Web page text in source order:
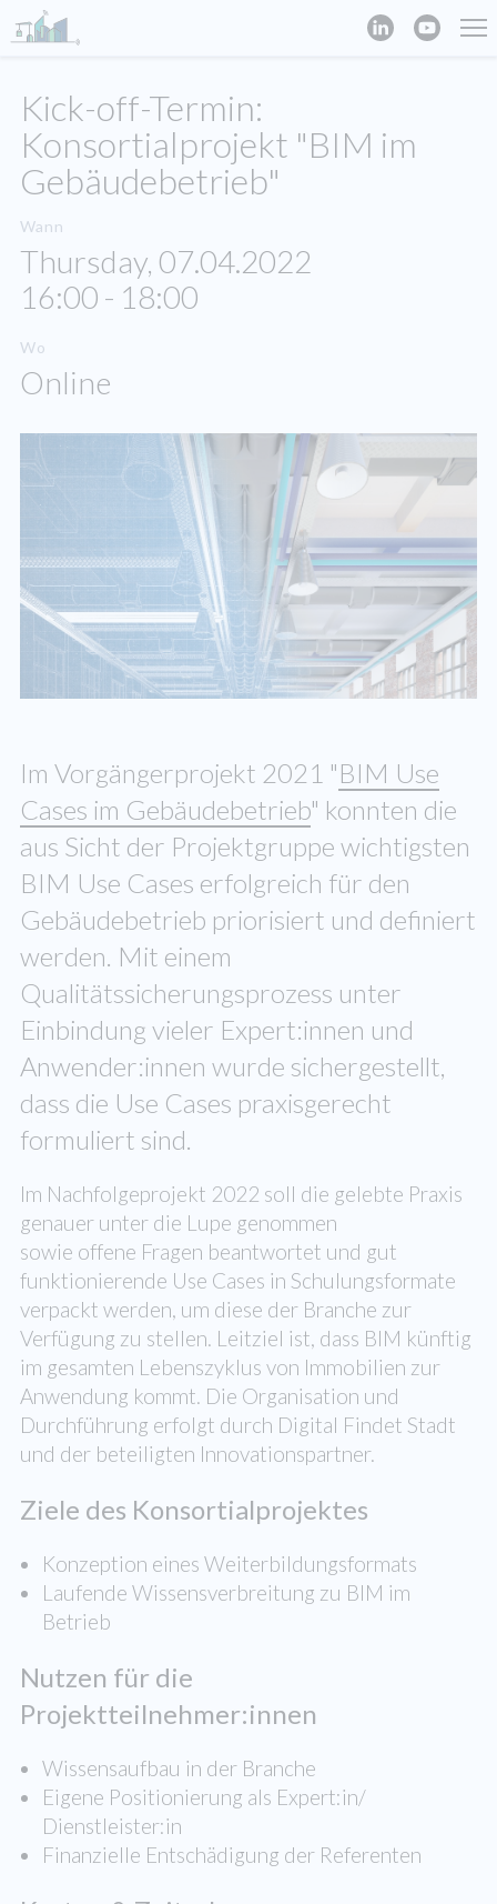
Kick-off-Termin:
Konsortialprojekt "BIM im
Gebäudebetrieb"
Wann
Thursday, 07.04.2022
16:00 - 18:00
Wo
Online
Im Vorgängerprojekt 2021 "BIM Use
Cases im Gebäudebetrieb" konnten die
aus Sicht der Projektgruppe wichtigsten
BIM Use Cases erfolgreich für den
Gebäudebetrieb priorisiert und definiert
werden. Mit einem
Qualitätssicherungsprozess unter
Einbindung vieler Expert:innen und
Anwender:innen wurde sichergestellt,
dass die Use Cases praxisgerecht
formuliert sind.
Im Nachfolgeprojekt 2022 soll die gelebte Praxis
genauer unter die Lupe genommen
sowie offene Fragen beantwortet und gut
funktionierende Use Cases in Schulungsformate
verpackt werden, um diese der Branche zur
Verfügung zu stellen. Leitziel ist, dass BIM künftig
im gesamten Lebenszyklus von Immobilien zur
Anwendung kommt. Die Organisation und
Durchführung erfolgt durch Digital Findet Stadt
und der beteiligten Innovationspartner.
Ziele des Konsortialprojektes
Konzeption eines Weiterbildungsformats
Laufende Wissensverbreitung zu BIM im
Betrieb
Nutzen für die
Projektteilnehmer:innen
Wissensaufbau in der Branche
Eigene Positionierung als Expert:in/
Dienstleister:in
Finanzielle Entschädigung der Referenten